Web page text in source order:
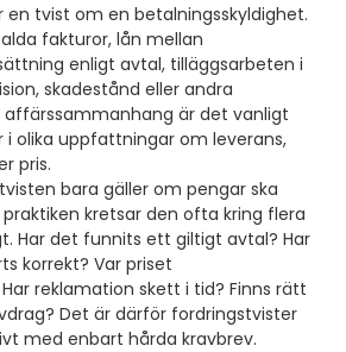
en tvist om en betalningsskyldighet.
fakturor, lån mellan
enligt avtal, tilläggsarbeten i
skadestånd eller andra
affärssammanhang är det vanligt
olika uppfattningar om leverans,
pris.
bara gäller om pengar ska
kretsar den ofta kring flera
Har det funnits ett giltigt avtal? Har
korrekt? Var priset
reklamation skett i tid? Finns rätt
Det är därför fordringstvister
med enbart hårda kravbrev.